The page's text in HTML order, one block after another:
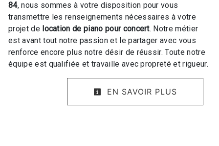
84, nous sommes à votre disposition pour vous
transmettre les renseignements nécessaires à votre
projet de location de piano pour concert. Notre métier
est avant tout notre passion et le partager avec vous
renforce encore plus notre désir de réussir. Toute notre
équipe est qualifiée et travaille avec propreté et rigueur.
EN SAVOIR PLUS